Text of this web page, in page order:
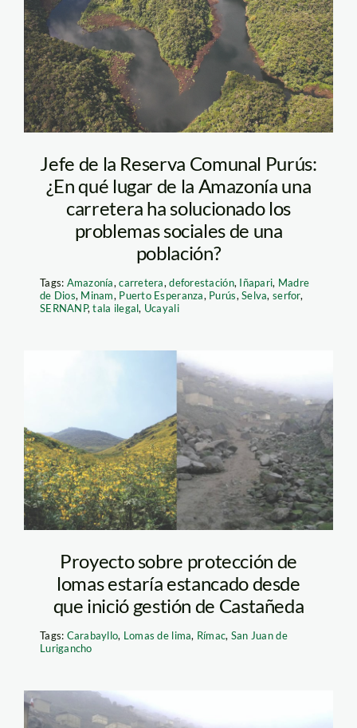
Jefe de la Reserva Comunal Purús:
¿En qué lugar de la Amazonía una
carretera ha solucionado los
problemas sociales de una
población?
Tags: Amazonía,carretera,deforestación, Iñapari, Madre
de Dios, Minam, Puerto Esperanza, Purús,Selva, serfor,
SERNANP,tala ilegal, Ucayali
lomas-de-lima
Proyecto sobre protección de
lomas estaría estancado desde
que inició gestión de Castañeda
Tags: Carabayllo, Lomas de lima, Rímac, San Juan de
Lurigancho